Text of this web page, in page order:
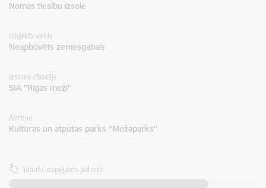
Nomas tiesību izsole
Objekta veids
Neapbūvēts zemesgabals
Izsoles rīkotājs
SIA "Rīgas meži"
Adrese
Kultūras un atpūtas parks “Mežaparks”
Tabulu iespējams pabīdīt!